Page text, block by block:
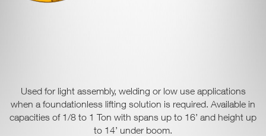
Used for light assembly, welding or low use applications
when a foundationless lifting solution is required. Available in
capacities of 1/8 to 1 Ton with spans up to 16’ and height up
to 14’ under boom.